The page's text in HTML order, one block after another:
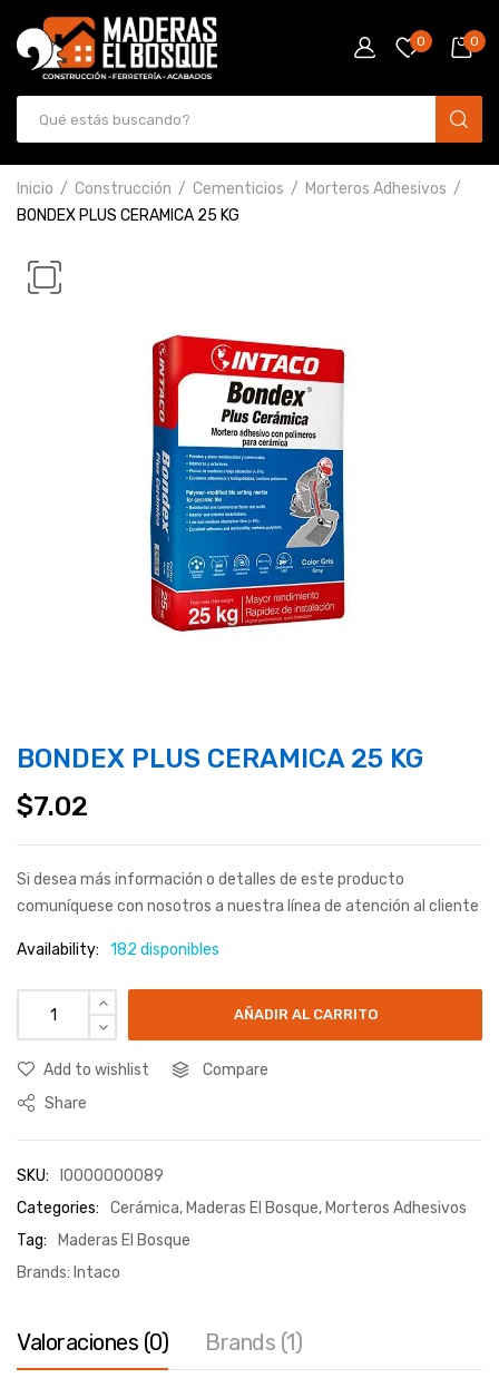
0 0
Inicio Construcción Cementicios
Morteros Adhesivos
BONDEX PLUS CERAMICA 25 KG
BONDEX PLUS CERAMICA 25 KG
$7.02
Si desea más información o detalles de este producto
comuníquese con nosotros a nuestra línea de atención al cliente
Availability: 182 disponibles
AÑADIR AL CARRITO
Add to wishlist
Compare
Share
SKU:
I0000000089
Categories:
Cerámica, Maderas El Bosque, Morteros Adhesivos
Tag:
Maderas El Bosque
Brands: Intaco
Valoraciones (0) Brands (1)